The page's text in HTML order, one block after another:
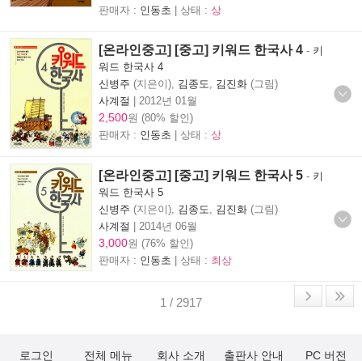
판매자 : 인동초 | 상태 : 상
[온라인중고] [중고] 키워드 한국사 4 - 키
워드 한국사 4
신병주 (지은이), 김종도 김진화 (그림)
사계절 | 2012년 01월
2,500원 (80% 할인)
판매자 : 인동초 | 상태 : 상
[온라인중고] [중고] 키워드 한국사 5 - 키
워드 한국사 5
신병주 (지은이), 김종도 김진화 (그림)
사계절 | 2014년 06월
3,000원 (76% 할인)
판매자 : 인동초 | 상태 : 최상
1 / 2917
로그인 전체 메뉴 회사 소개 출판사 안내 PC 버전